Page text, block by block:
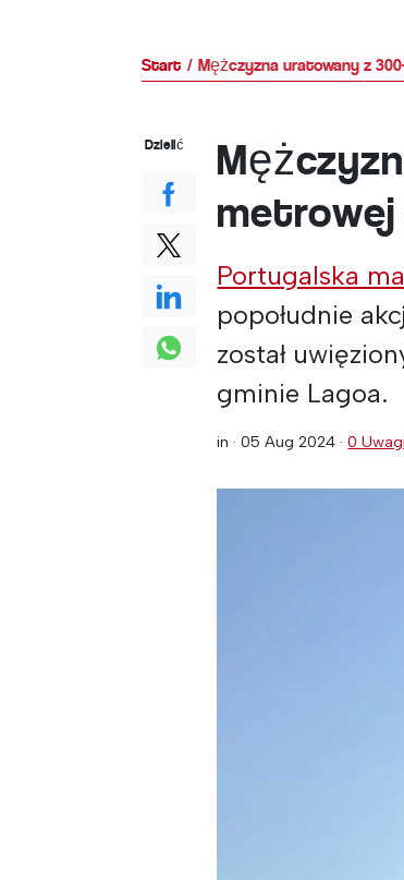
Start Mężczyzna uratowany z
metrowej
Portugalska
popołudnie
został
gminie Lagoa.
in ·05 Aug 2024 ·0 Uwagi
Dzielić